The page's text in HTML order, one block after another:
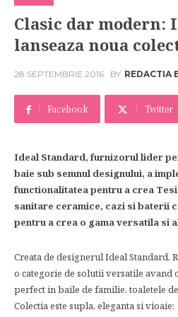
Clasic dar modern:
lanseaza noua
28 SEPTEMBRIE 2016 BY REDACTIA
Facebook Twitter
Ideal Standard, furnizorul lider
baie sub semnul designului, a
functionalitatea pentru a crea
sanitare ceramice, cazi si baterii
pentru a crea o gama versatila si
Creata de designerul Ideal Standard,
o categorie de solutii versatile avand
perfect in baile de familie, toaletele
Colectia este supla, eleganta si